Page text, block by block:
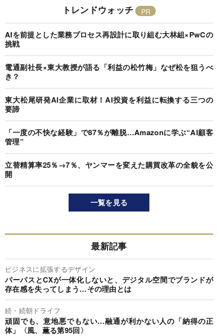
トレンドウォッチ
AIを前提とした業務プロセス再設計に取り組む大林組×PwCの
挑戦
電通副社長×東大教授が語る「利益の松竹梅」なぜ松を狙うべ
き？
東大松尾研発AI企業に取材！AI投資を利益に転換する三つの
要諦
「一度の不快な経験」で87％が離脱…Amazonに学ぶ“AI顧客
管理”
立替精算率25％→7％、ヤンマーを変えた購買改革の全貌を公
開
一覧を見る
最新記事
ビジネスに拡張するデザイン
パーパスとCXが一体化しないと、デジタル空間でブランドが
存在感を失ってしまう…その理由とは
続・続朝ドライフ
頑固でも、意地悪でもない…融通が利かない人の「納得の正
体」〈風、薫る第95回〉